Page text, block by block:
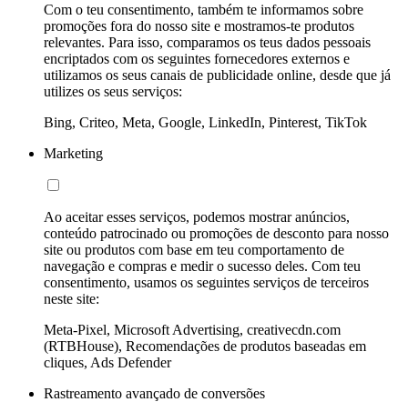
Com o teu consentimento, também te informamos sobre
promoções fora do nosso site e mostramos-te produtos
relevantes. Para isso, comparamos os teus dados pessoais
encriptados com os seguintes fornecedores externos e
utilizamos os seus canais de publicidade online, desde que já
utilizes os seus serviços:
Bing, Criteo, Meta, Google, LinkedIn, Pinterest, TikTok
Marketing
Ao aceitar esses serviços, podemos mostrar anúncios,
conteúdo patrocinado ou promoções de desconto para nosso
site ou produtos com base em teu comportamento de
navegação e compras e medir o sucesso deles. Com teu
consentimento, usamos os seguintes serviços de terceiros
neste site:
Meta-Pixel, Microsoft Advertising, creativecdn.com
(RTBHouse), Recomendações de produtos baseadas em
cliques, Ads Defender
Rastreamento avançado de conversões